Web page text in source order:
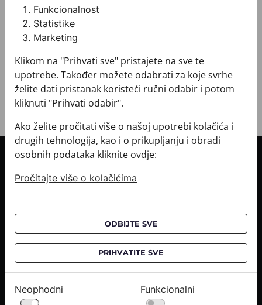
Sirovinski sastav : Svila 100%
+ MATERIJAL I ODRŽAVANJE
+ DOSTAVA
+ POVRATI I ZAMJENE
INFORMACIJE O KUPNJI
Informacije o dostavi
CROATA saloni
O NAMA
Kontaktirajte nas
Karijere
Funkcionalnost
Statistike
Marketing
Klikom na "Prihvati sve" pristajete na sve te
upotrebe. Također možete odabrati za koje svrhe
želite dati pristanak koristeći ručni odabir i potom
kliknuti "Prihvati odabir".
Ako želite pročitati više o našoj upotrebi kolačića i
drugih tehnologija, kao i o prikupljanju i obradi
osobnih podataka kliknite ovdje:
Pročitajte više o kolačićima
ODBIJTE SVE
PRIHVATITE SVE
Neophodni Funkcionalni